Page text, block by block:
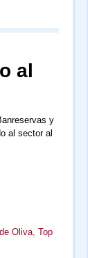
al
y
al sector al
Oliva, Top